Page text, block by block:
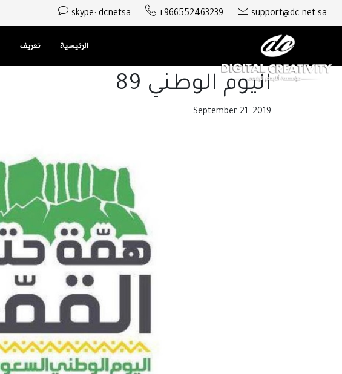
support@dc.net.sa
+966552463239
skype: dcnetsa
الرئيسية تعريف
اليوم الوطني 89
September 21, 2019